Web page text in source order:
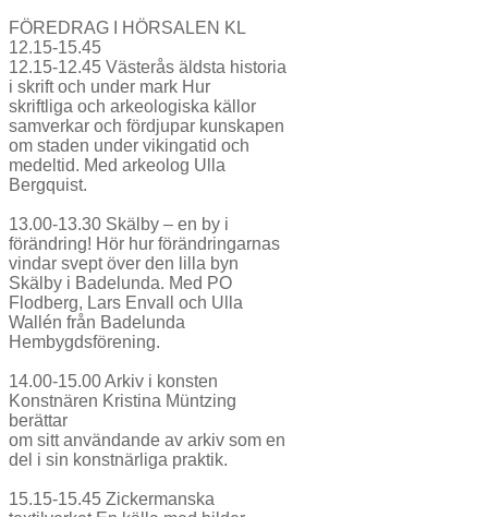
FÖREDRAG I HÖRSALEN KL
12.15-15.45
12.15-12.45 Västerås äldsta historia
i skrift och under mark Hur
skriftliga och arkeologiska källor
samverkar och fördjupar kunskapen
om staden under vikingatid och
medeltid. Med arkeolog Ulla
Bergquist.
13.00-13.30 Skälby – en by i
förändring! Hör hur förändringarnas
vindar svept över den lilla byn
Skälby i Badelunda. Med PO
Flodberg, Lars Envall och Ulla
Wallén från Badelunda
Hembygdsförening.
14.00-15.00 Arkiv i konsten
Konstnären Kristina Müntzing
berättar
om sitt användande av arkiv som en
del i sin konstnärliga praktik.
15.15-15.45 Zickermanska